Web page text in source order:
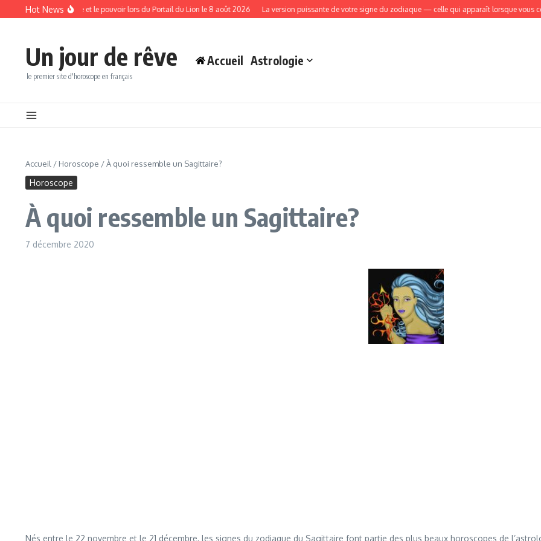
Aller au contenu
Hot News
la richesse et le pouvoir lors du Portail du Lion le 8 août 2026 La version puissante de votre signe du zodiaque — celle qui apparaît lorsque vous cessez
Un jour de rêve
le premier site d'horoscope en français
Accueil Astrologie
Accueil / Horoscope /À quoi ressemble un Sagittaire?
Horoscope
À quoi ressemble un Sagittaire?
7 décembre 2020
Nés entre le 22 novembre et le 21 décembre, les signes du zodiaque du Sagittaire font partie des plus beaux horoscopes de